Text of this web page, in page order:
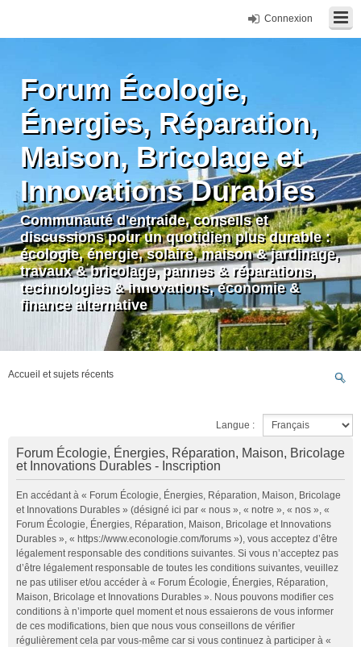
Connexion
Forum Écologie,
Énergies, Réparation,
Maison, Bricolage et
Innovations Durables
Communauté d'entraide, conseils et
discussions pour un quotidien plus durable :
écologie, énergie, solaire, maison & jardinage,
travaux & bricolage, pannes & réparations,
technologies & innovations, économie &
finance alternative
Accueil et sujets récents
Langue :
Forum Écologie, Énergies, Réparation, Maison, Bricolage
et Innovations Durables - Inscription
En accédant à « Forum Écologie, Énergies, Réparation, Maison, Bricolage
et Innovations Durables » (désigné ici par « nous », « notre », « nos », «
Forum Écologie, Énergies, Réparation, Maison, Bricolage et Innovations
Durables », « https://www.econologie.com/forums »), vous acceptez d’être
légalement responsable des conditions suivantes. Si vous n’acceptez pas
d’être légalement responsable de toutes les conditions suivantes, veuillez
ne pas utiliser et/ou accéder à « Forum Écologie, Énergies, Réparation,
Maison, Bricolage et Innovations Durables ». Nous pouvons modifier ces
conditions à n’importe quel moment et nous essaierons de vous informer
de ces modifications, bien que nous vous conseillons de vérifier
régulièrement cela par vous-même car si vous continuez à participer à «